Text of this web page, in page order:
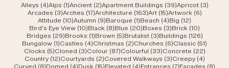
Alleys (4)4 Beiträge
Alps (1)1 Beitrag
Ancient (2)2 Beiträge
Apartment Buildings (39)39 Beiträge
Apricot (3)3
Arcades (3)3 Beiträge
Arches (17)17 Beiträge
Architecture (163)163 Beiträge
Art (15)15 Beiträge
Artwork (6)6
Attitude (10)10 Beiträge
Autumn (9)9 Beiträge
Baroque (1)1 Beitrag
Beach (4)4 Beiträge
Big (12)
Bird's Eye View (10)10 Beiträge
Black (8)8 Beiträge
Blue (20)20 Beiträge
Boxes (3)3 Beiträge
Brick (10)
Bridges (29)29 Beiträge
Brooks (1)1 Beitrag
Brown (5)5 Beiträge
Brutalist (3)3 Beiträge
Buildings (126)126
Bungalow (1)1 Beitrag
Castles (4)4 Beiträge
Christmas (2)2 Beiträge
Churches (6)6 Beiträge
Classic (51)
Clocks (5)5 Beiträge
Cloned (3)3 Beiträge
Colour (87)87 Beiträge
Colourful (33)33 Beiträge
Concrete (22)22
Country (12)12 Beiträge
Courtyards (2)2 Beiträge
Covered Walkways (3)3 Beiträge
Creepy (4)4
Curved (8)8 Beiträge
Domed (4)4 Beiträge
Dusk (15)15 Beiträge
Elevated (4)4 Beiträge
Entrances (7)7 Beiträge
Facades (8)